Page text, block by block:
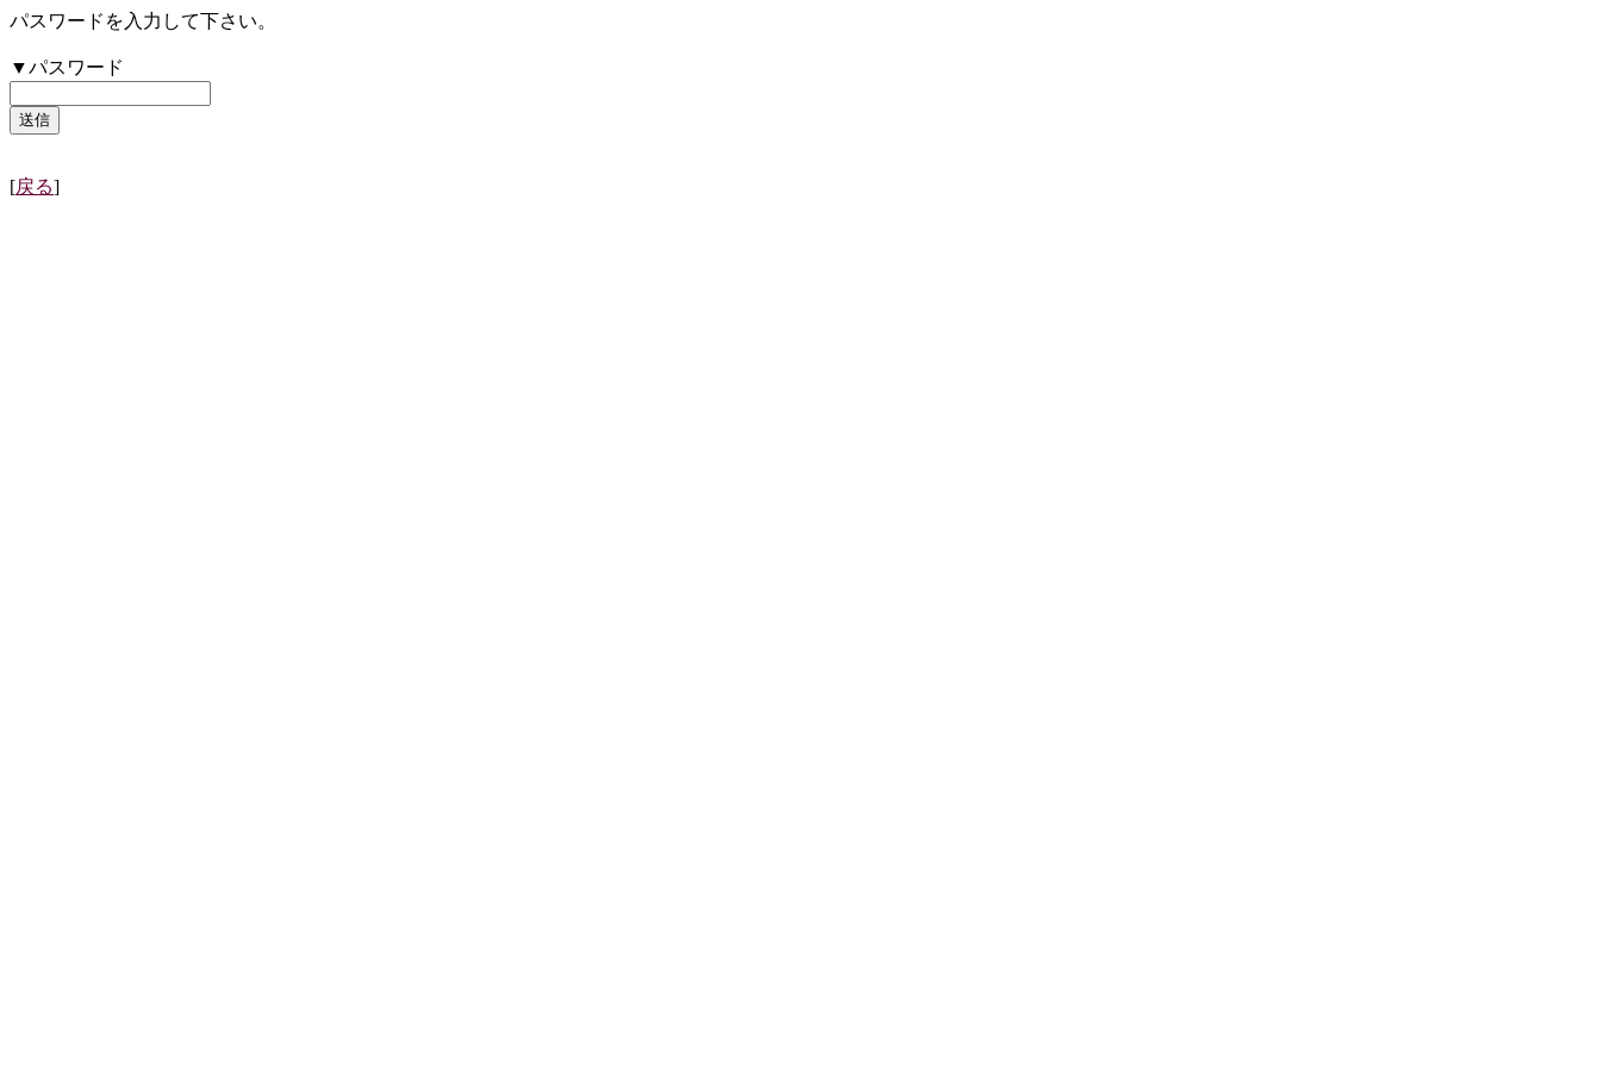
パスワードを入力して下さい。
▼パスワード
[戻る]